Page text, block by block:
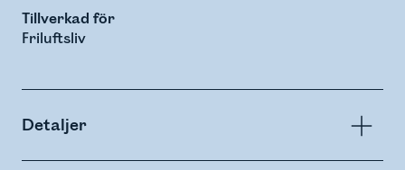
Tillverkad för
Friluftsliv
Detaljer